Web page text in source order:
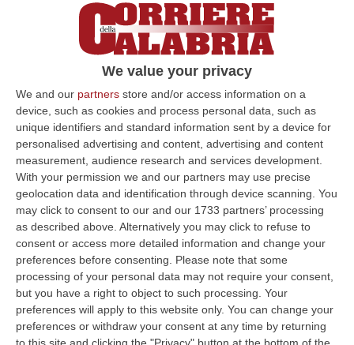
We value your privacy
We and our partners store and/or access information on a
device, such as cookies and process personal data, such as
unique identifiers and standard information sent by a device for
personalised advertising and content, advertising and content
measurement, audience research and services development.
With your permission we and our partners may use precise
geolocation data and identification through device scanning. You
may click to consent to our and our 1733 partners’ processing
as described above. Alternatively you may click to refuse to
consent or access more detailed information and change your
preferences before consenting. Please note that some
processing of your personal data may not require your consent,
but you have a right to object to such processing. Your
preferences will apply to this website only. You can change your
preferences or withdraw your consent at any time by returning
sentenza del Consiglio di Stato ormai sei
anni addietro, tarda ad arrivare e le
dimissioni del commissario Andrea Urbani
potrebbero ulteriormente rallentare un
percorso irto e tortuoso, intrapreso subito
dopo la chiusura del “Chidichimo”, avvenuta
ormai dodici anni fa.
Urbani si è dimesso da direttore generale
della Programmazione del Ministero della
Salute, e quindi automaticamente anche da
commissario ad acta per l’apertura del
nosocomio trebisacce, nominato in quella
veste dal Consiglio di Stato, per andare ad
assumere l’incarico di amministratore